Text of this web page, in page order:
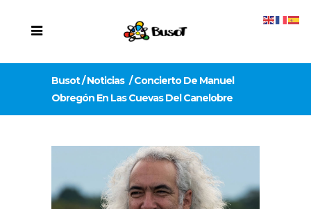
Busot/Noticias /Concierto De Manuel
Obregón En Las Cuevas Del Canelobre